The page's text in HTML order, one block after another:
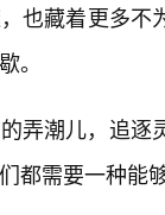
藏着更多不
。
弄潮儿，追
都需要一种能